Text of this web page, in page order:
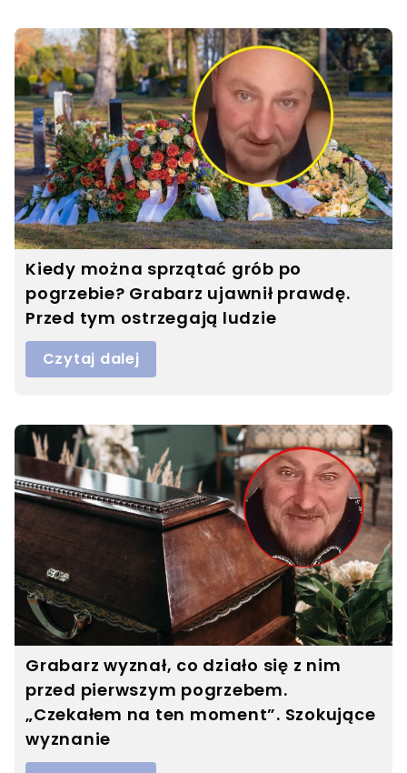
Kiedy można sprzątać grób po
pogrzebie? Grabarz ujawnił prawdę.
Przed tym ostrzegają ludzie
Czytaj dalej
Grabarz wyznał, co działo się z nim
przed pierwszym pogrzebem.
„Czekałem na ten moment”. Szokujące
wyznanie